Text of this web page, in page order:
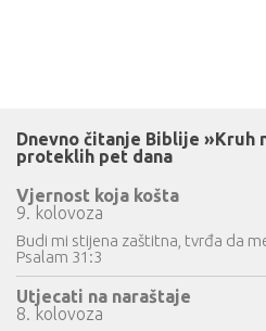
Dnevno čitanje Biblije »Kruh
proteklih pet dana
Vjernost koja košta
9. kolovoza
Budi mi stijena zaštitna, tvrđa da
Psalam 31:3
Utjecati na naraštaje
8. kolovoza